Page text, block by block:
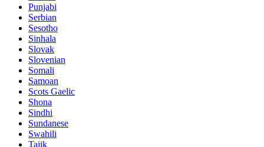
Punjabi
Serbian
Sesotho
Sinhala
Slovak
Slovenian
Somali
Samoan
Scots Gaelic
Shona
Sindhi
Sundanese
Swahili
Tajik